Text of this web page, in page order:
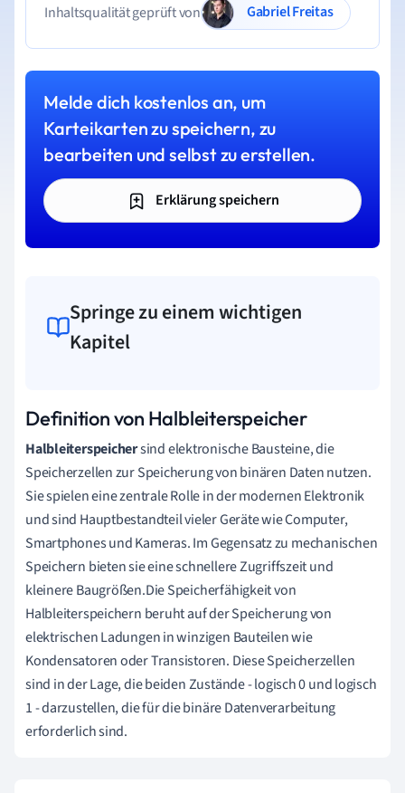
Inhaltsqualität geprüft von
Gabriel Freitas
Melde dich kostenlos an, um
Karteikarten zu speichern, zu
bearbeiten und selbst zu erstellen.
Erklärung speichern
Springe zu einem wichtigen
Kapitel
Definition von Halbleiterspeicher
Halbleiterspeichersind elektronische Bausteine, die
Speicherzellen zur Speicherung von binären Daten nutzen.
Sie spielen eine zentrale Rolle in der modernen Elektronik
und sind Hauptbestandteil vieler Geräte wie Computer,
Smartphones und Kameras. Im Gegensatz zu mechanischen
Speichern bieten sie eine schnellere Zugriffszeit und
kleinere Baugrößen.Die Speicherfähigkeit von
Halbleiterspeichern beruht auf der Speicherung von
elektrischen Ladungen in winzigen Bauteilen wie
Kondensatoren oder Transistoren. Diese Speicherzellen
sind in der Lage, die beiden Zustände - logisch 0 und logisch
1 - darzustellen, die für die binäre Datenverarbeitung
erforderlich sind.